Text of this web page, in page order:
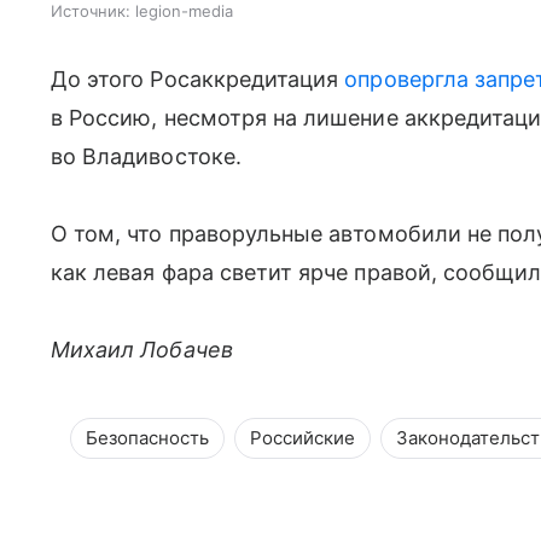
Источник: legion-media
До этого Росаккредитация опровергла
в Россию, несмотря на лишение
во Владивостоке.
О том, что праворульные автомобили не
как левая фара светит ярче правой,
Михаил Лобачев
Безопасность Российские